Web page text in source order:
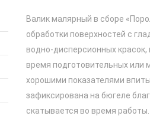
Валик малярный в сборе
обработки поверхностей с
водно-дисперсионных красок,
время подготовительных или
хорошими показателями
зафиксирована на бюгеле
скатывается во время